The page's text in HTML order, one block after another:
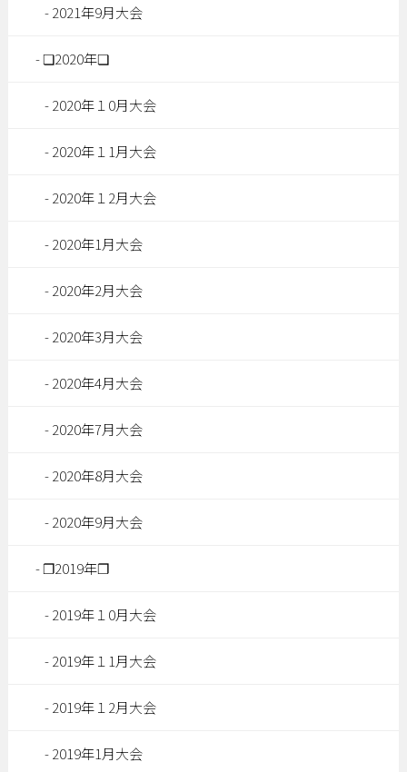
2021年9月大会
❏2020年❏
2020年１0月大会
2020年１1月大会
2020年１2月大会
2020年1月大会
2020年2月大会
2020年3月大会
2020年4月大会
2020年7月大会
2020年8月大会
2020年9月大会
❐2019年❐
2019年１0月大会
2019年１1月大会
2019年１2月大会
2019年1月大会